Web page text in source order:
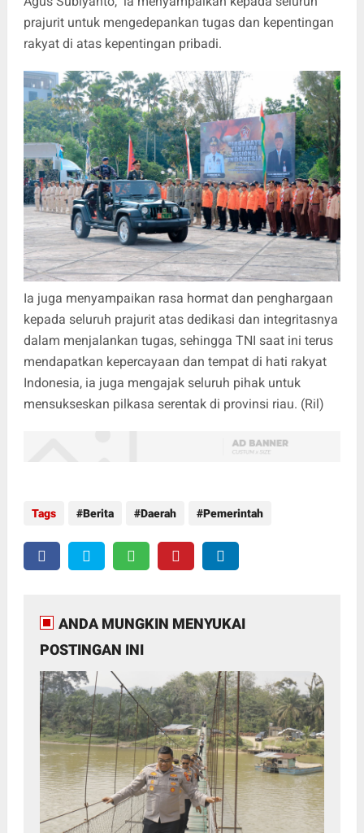
prajurit untuk mengedepankan tugas dan kepentingan
rakyat di atas kepentingan pribadi.
Ia juga menyampaikan rasa hormat dan penghargaan
kepada seluruh prajurit atas dedikasi dan integritasnya
dalam menjalankan tugas, sehingga TNI saat ini terus
mendapatkan kepercayaan dan tempat di hati rakyat
Indonesia, ia juga mengajak seluruh pihak untuk
mensukseskan pilkasa serentak di provinsi riau. (Ril)
Tags Berita Daerah Pemerintah
ANDA MUNGKIN MENYUKAI
POSTINGAN INI